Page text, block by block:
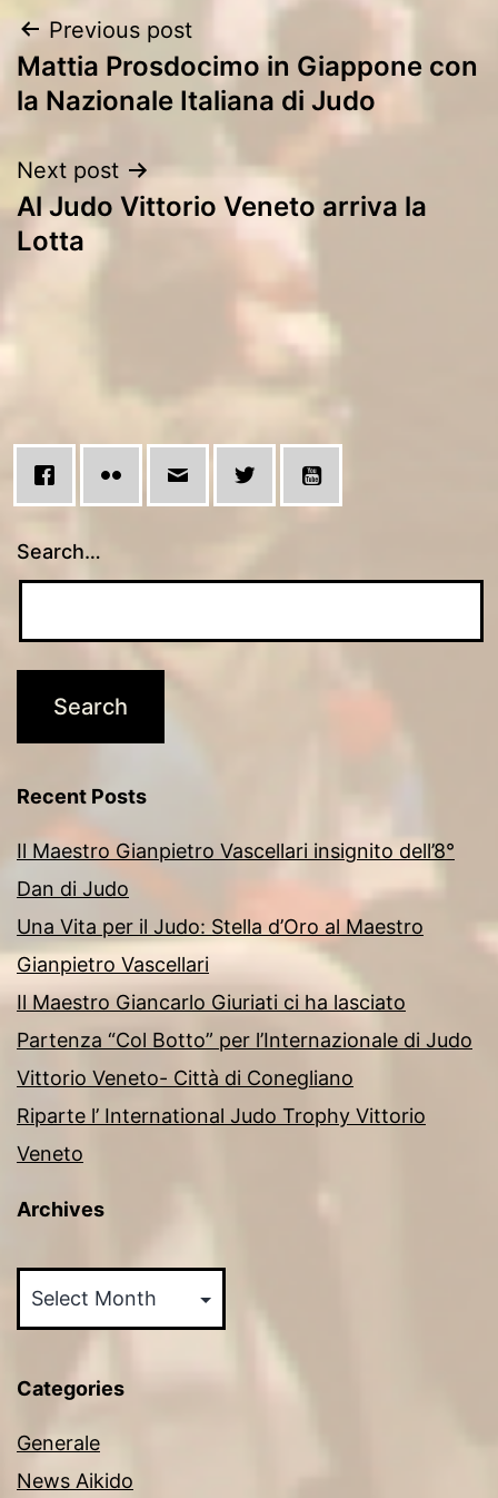
Post
navigation
Previous post
Mattia Prosdocimo in Giappone con
la Nazionale Italiana di Judo
Next post
Al Judo Vittorio Veneto arriva la
Lotta
Search…
Recent Posts
Il Maestro Gianpietro Vascellari insignito dell’8°
Dan di Judo
Una Vita per il Judo: Stella d’Oro al Maestro
Gianpietro Vascellari
Il Maestro Giancarlo Giuriati ci ha lasciato
Partenza “Col Botto” per l’Internazionale di Judo
Vittorio Veneto- Città di Conegliano
Riparte l’ International Judo Trophy Vittorio
Veneto
Archives
Categories
Generale
News Aikido